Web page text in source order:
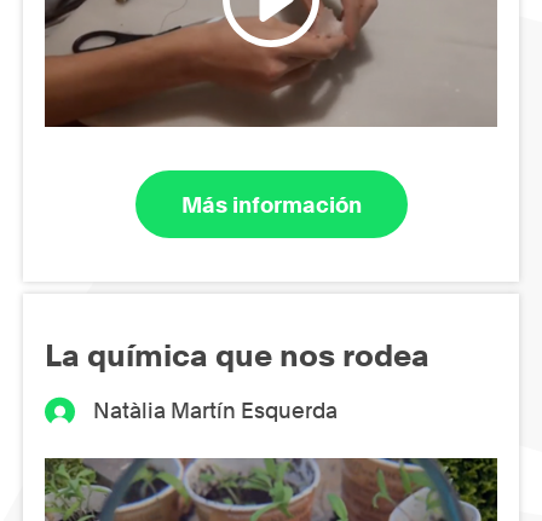
Más información
La química que nos rodea
Natàlia Martín Esquerda